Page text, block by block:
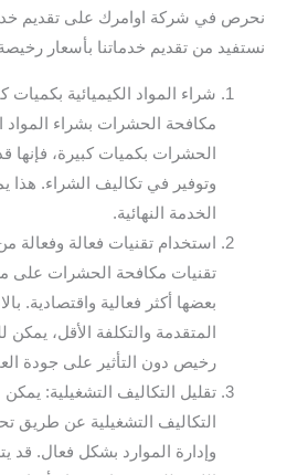
نحرص في شركة اوامرك على تقديم
نستفيد من تقديم خدماتنا بأسعار
شراء المواد الكيميائية
مكافحة الحشرات بشراء المواد
الحشرات بكميات كبيرة،
وتوفير في تكاليف الشراء.
الخدمة النهائية.
استخدام تقنيات فعالة
تقنيات مكافحة الحشرات على
بعضها أكثر فعالية واقتصادية.
المتقدمة والتكلفة الأقل،
رخيص دون التأثير على جودة
تقليل التكاليف التشغيلية:
التكاليف التشغيلية عن طريق
وإدارة الموارد بشكل فعال. قد